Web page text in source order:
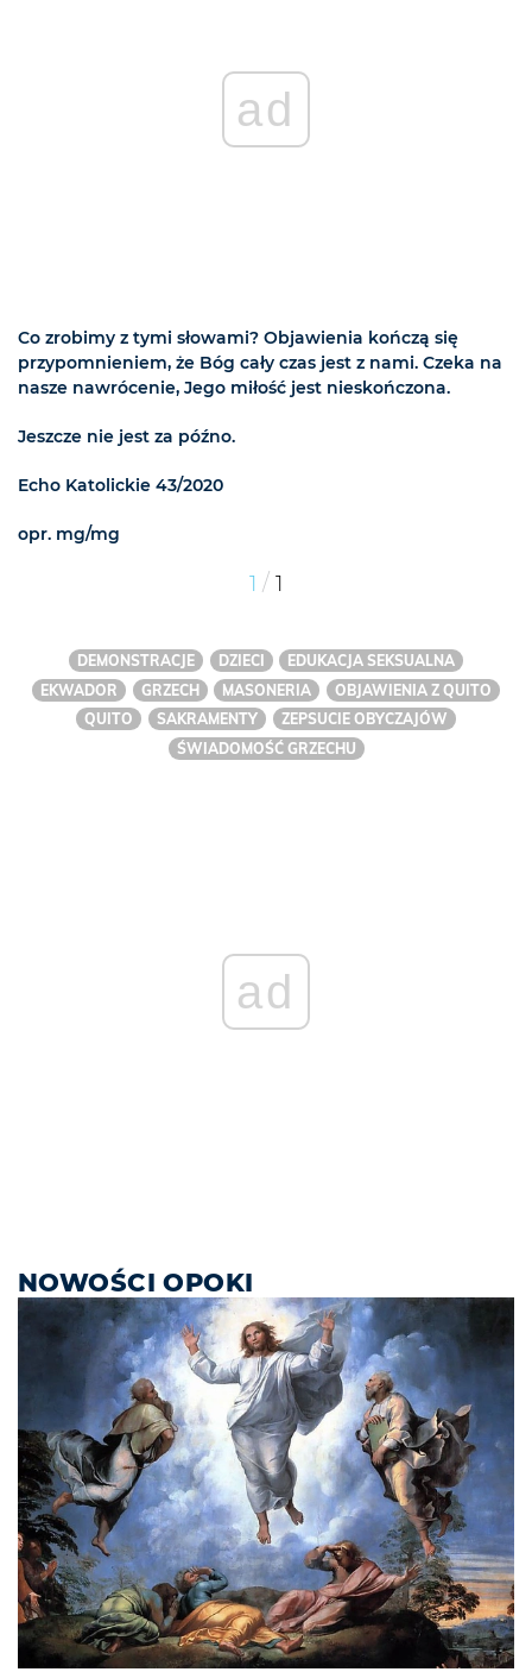
ad
Co zrobimy z tymi słowami? Objawienia kończą się
przypomnieniem, że Bóg cały czas jest z nami. Czeka na
nasze nawrócenie, Jego miłość jest nieskończona.
Jeszcze nie jest za późno.
Echo Katolickie 43/2020
opr. mg/mg
1 / 1
DEMONSTRACJE DZIECI
EDUKACJA SEKSUALNA
EKWADOR
GRZECH MASONERIA
OBJAWIENIA Z QUITO
QUITO
SAKRAMENTY
ZEPSUCIE OBYCZAJÓW
ŚWIADOMOŚĆ GRZECHU
ad
NOWOŚCI OPOKI